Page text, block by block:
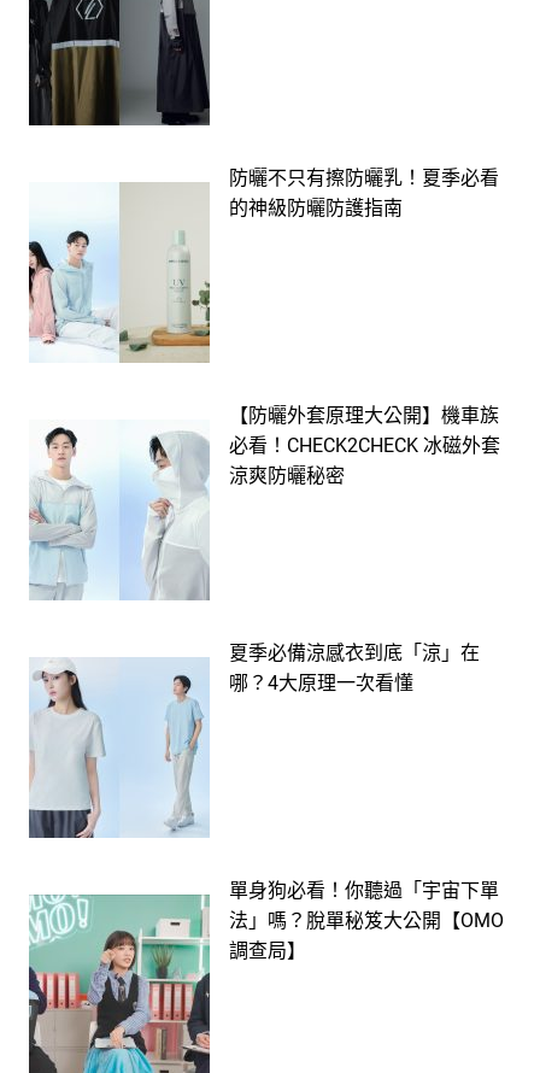
防曬不只有擦防曬乳！夏季必看
的神級防曬防護指南
【防曬外套原理大公開】機車族
必看！CHECK2CHECK 冰磁外套
涼爽防曬秘密
夏季必備涼感衣到底「涼」在
哪？4大原理一次看懂
單身狗必看！你聽過「宇宙下單
法」嗎？脫單秘笈大公開【OMO
調查局】